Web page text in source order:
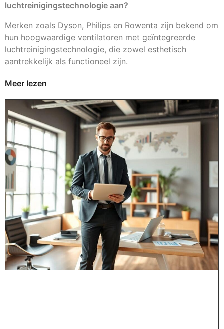
luchtreinigingstechnologie aan?
Merken zoals Dyson, Philips en Rowenta zijn bekend om
hun hoogwaardige ventilatoren met geïntegreerde
luchtreinigingstechnologie, die zowel esthetisch
aantrekkelijk als functioneel zijn.
Meer lezen